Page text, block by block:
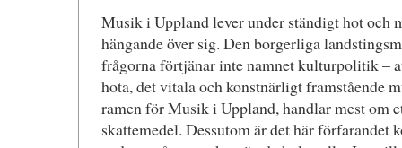
Musik i Uppland lever under ständigt hot och
hängande över sig. Den borgerliga
frågorna förtjänar inte namnet kulturpolitik –
hota, det vitala och konstnärligt framstående
ramen för Musik i Uppland, handlar mest om
skattemedel. Dessutom är det här förfarandet